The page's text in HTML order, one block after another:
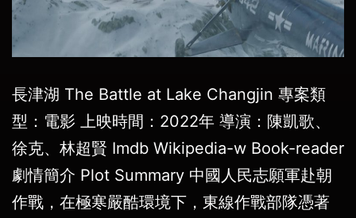
長津湖 The Battle at Lake Changjin 專案類
型：電影 上映時間：2022年 導演：陳凱歌、
徐克、林超賢 Imdb Wikipedia-w Book-reader
劇情簡介 Plot Summary 中國人民志願軍赴朝
作戰，在極寒嚴酷環境下，東線作戰部隊憑著